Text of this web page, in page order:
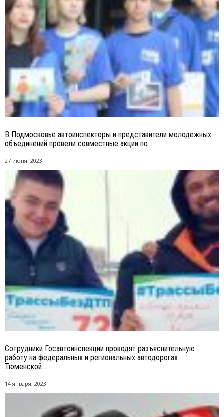
В Подмосковье автоинспекторы и представители молодежных
объединений провели совместные акции по...
27 июня, 2023
Сотрудники Госавтоинспекции проводят разъяснительную
работу на федеральных и региональных автодорогах
Тюменской...
14 января, 2023